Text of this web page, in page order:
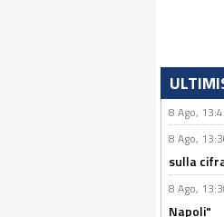
8 Ago,
8 Ago,
sulla
8 Ago,
Napoli"